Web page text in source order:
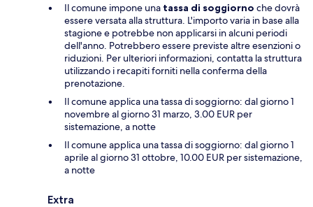
Il comune impone una tassa di soggiorno che dovrà
essere versata alla struttura. L'importo varia in base alla
stagione e potrebbe non applicarsi in alcuni periodi
dell'anno. Potrebbero essere previste altre esenzioni o
riduzioni. Per ulteriori informazioni, contatta la struttura
utilizzando i recapiti forniti nella conferma della
prenotazione.
Il comune applica una tassa di soggiorno: dal giorno 1
novembre al giorno 31 marzo, 3.00 EUR per
sistemazione, a notte
Il comune applica una tassa di soggiorno: dal giorno 1
aprile al giorno 31 ottobre, 10.00 EUR per sistemazione,
a notte
Extra